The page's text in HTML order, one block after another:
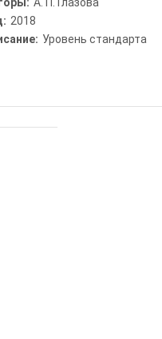
2018
Уровень стандарта